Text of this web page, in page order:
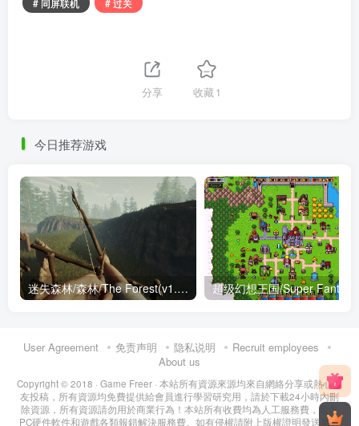
分享 收藏 1
今日推荐游戏
迷失森林/森林/The Forest(v1.11正式版+内置修改器+全DLC）
User Agreement 免责声明 隐私说明
Recruit employees
About us
Copyright © 2018 · Game Freer · 本站所有資源來源均來自網絡分享或熱心網
友投稿，所有資源均免費提供給會員進行學習研究用，請於下載24小時內刪
除資源，所有資源請勿用於商業行為！本站所有收費均為人工服務費，包含
PC硬件軟件和遊戲各類報錯解決服務費。如有侵權請附上版權證明發送至郵